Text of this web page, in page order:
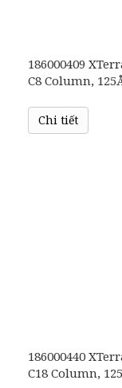
186000409
C8 Column,
1/pkChi tiết
186000440
C18 Column,